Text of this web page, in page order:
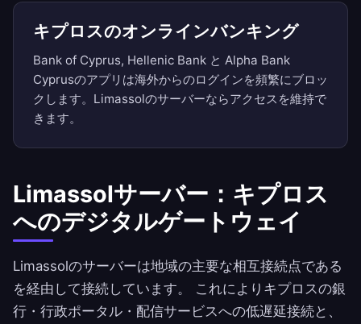
キプロスのオンラインバンキング
Bank of Cyprus, Hellenic Bank と Alpha Bank
Cyprusのアプリは海外からのログインを頻繁にブロッ
クします。Limassolのサーバーならアクセスを維持で
きます。
Limassolサーバー：キプロス
へのデジタルゲートウェイ
Limassolのサーバーは地域の主要な相互接続点である
を経由して接続しています。 これによりキプロスの銀
行・行政ポータル・配信サービスへの低遅延接続と、